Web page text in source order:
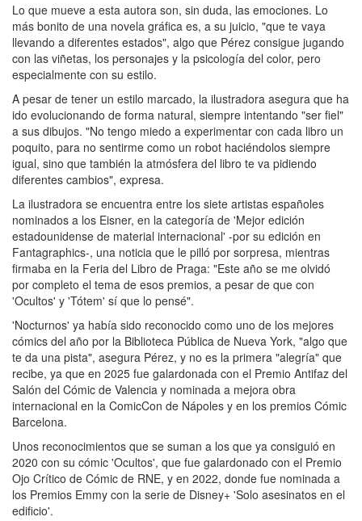
Lo que mueve a esta autora son, sin duda, las emociones. Lo
más bonito de una novela gráfica es, a su juicio, "que te vaya
llevando a diferentes estados", algo que Pérez consigue jugando
con las viñetas, los personajes y la psicología del color, pero
especialmente con su estilo.
A pesar de tener un estilo marcado, la ilustradora asegura que ha
ido evolucionando de forma natural, siempre intentando "ser fiel"
a sus dibujos. "No tengo miedo a experimentar con cada libro un
poquito, para no sentirme como un robot haciéndolos siempre
igual, sino que también la atmósfera del libro te va pidiendo
diferentes cambios", expresa.
La ilustradora se encuentra entre los siete artistas españoles
nominados a los Eisner, en la categoría de 'Mejor edición
estadounidense de material internacional' -por su edición en
Fantagraphics-, una noticia que le pilló por sorpresa, mientras
firmaba en la Feria del Libro de Praga: "Este año se me olvidó
por completo el tema de esos premios, a pesar de que con
'Ocultos' y 'Tótem' sí que lo pensé".
'Nocturnos' ya había sido reconocido como uno de los mejores
cómics del año por la Biblioteca Pública de Nueva York, "algo que
te da una pista", asegura Pérez, y no es la primera "alegría" que
recibe, ya que en 2025 fue galardonada con el Premio Antifaz del
Salón del Cómic de Valencia y nominada a mejora obra
internacional en la ComicCon de Nápoles y en los premios Cómic
Barcelona.
Unos reconocimientos que se suman a los que ya consiguió en
2020 con su cómic 'Ocultos', que fue galardonado con el Premio
Ojo Crítico de Cómic de RNE, y en 2022, donde fue nominada a
los Premios Emmy con la serie de Disney+ 'Solo asesinatos en el
edificio'.